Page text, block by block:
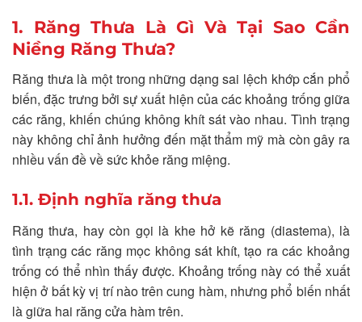
1. Răng Thưa Là Gì Và Tại Sao Cần
Niềng Răng Thưa?
Răng thưa là một trong những dạng sai lệch khớp cắn phổ
biến, đặc trưng bởi sự xuất hiện của các khoảng trống giữa
các răng, khiến chúng không khít sát vào nhau. Tình trạng
này không chỉ ảnh hưởng đến mặt thẩm mỹ mà còn gây ra
nhiều vấn đề về sức khỏe răng miệng.
1.1. Định nghĩa răng thưa
Răng thưa, hay còn gọi là khe hở kẽ răng (diastema), là
tình trạng các răng mọc không sát khít, tạo ra các khoảng
trống có thể nhìn thấy được. Khoảng trống này có thể xuất
hiện ở bất kỳ vị trí nào trên cung hàm, nhưng phổ biến nhất
là giữa hai răng cửa hàm trên.